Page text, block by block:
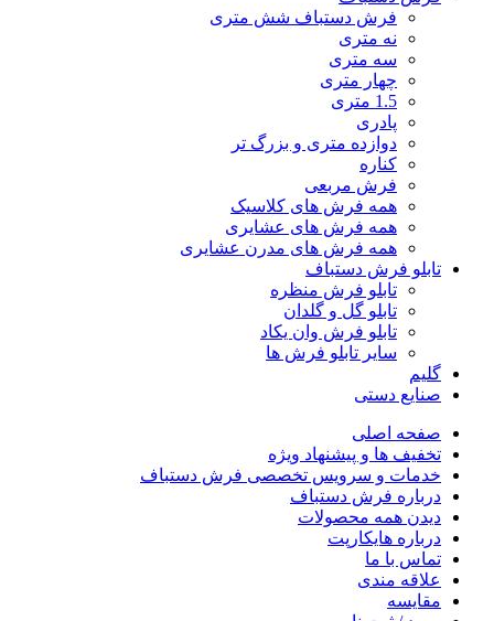
فرش دستباف شش متری
نه متری
سه متری
چهار متری
1.5 متری
پادری
دوازده متری و بزرگ تر
کناره
فرش مربعی
همه فرش های کلاسیک
همه فرش های عشایری
همه فرش های مدرن عشایری
تابلو فرش دستباف
تابلو فرش منظره
تابلو گل و گلدان
تابلو فرش وان یکاد
سایر تابلو فرش ها
گلیم
صنایع دستی
صفحه اصلی
تخفیف ها و پیشنهاد ویژه
خدمات و سرویس تخصصی فرش دستباف
درباره فرش دستباف
دیدن همه محصولات
درباره هایکارپت
تماس با ما
علاقه مندی
مقايسه